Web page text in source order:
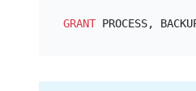
GRANT PROCESS,